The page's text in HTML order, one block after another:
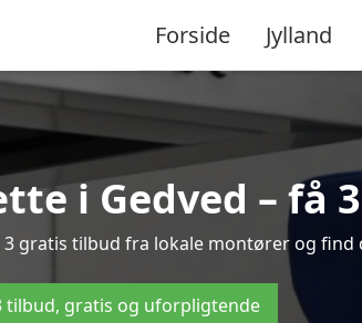
Forside Jylland
i Gedved – få
gratis tilbud fra lokale montører og
tilbud, gratis og uforpligtende